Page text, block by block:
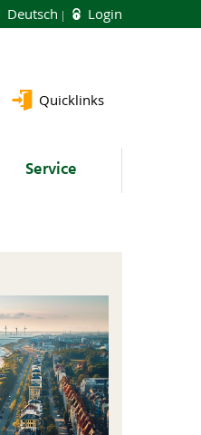
Deutsch Login
Quicklinks
Service